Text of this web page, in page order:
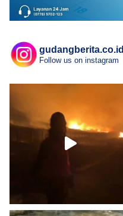
gudangberita.co.id
Follow us on instagram